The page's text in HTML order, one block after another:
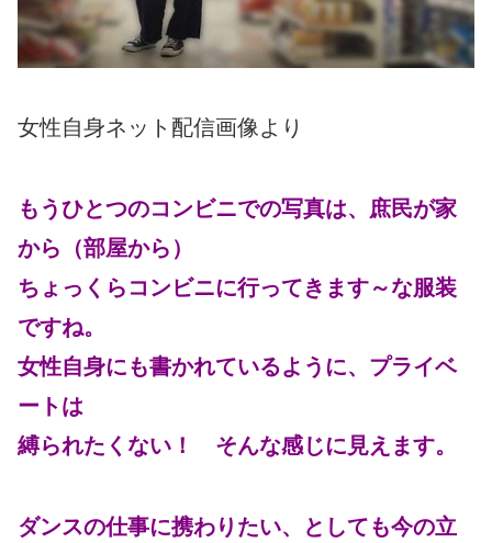
女性自身ネット配信画像より
もうひとつのコンビニでの写真は、庶民が家
から（部屋から）
ちょっくらコンビニに行ってきます～な服装
ですね。
女性自身にも書かれているように、プライベ
ートは
縛られたくない！ そんな感じに見えます。
ダンスの仕事に携わりたい、としても今の立